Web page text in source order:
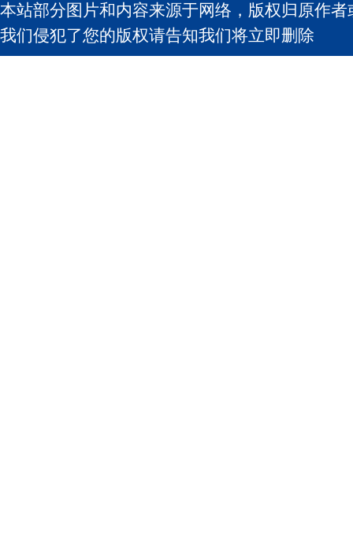
本站部分图片和内容来源于网络，版权归原作
我们侵犯了您的版权请告知我们将立即删除